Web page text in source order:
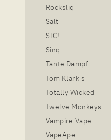
Rocksliq
Salt
SIC!
Sinq
Tante Dampf
Tom Klark's
Totally Wicked
Twelve Monkeys
Vampire Vape
VapeApe